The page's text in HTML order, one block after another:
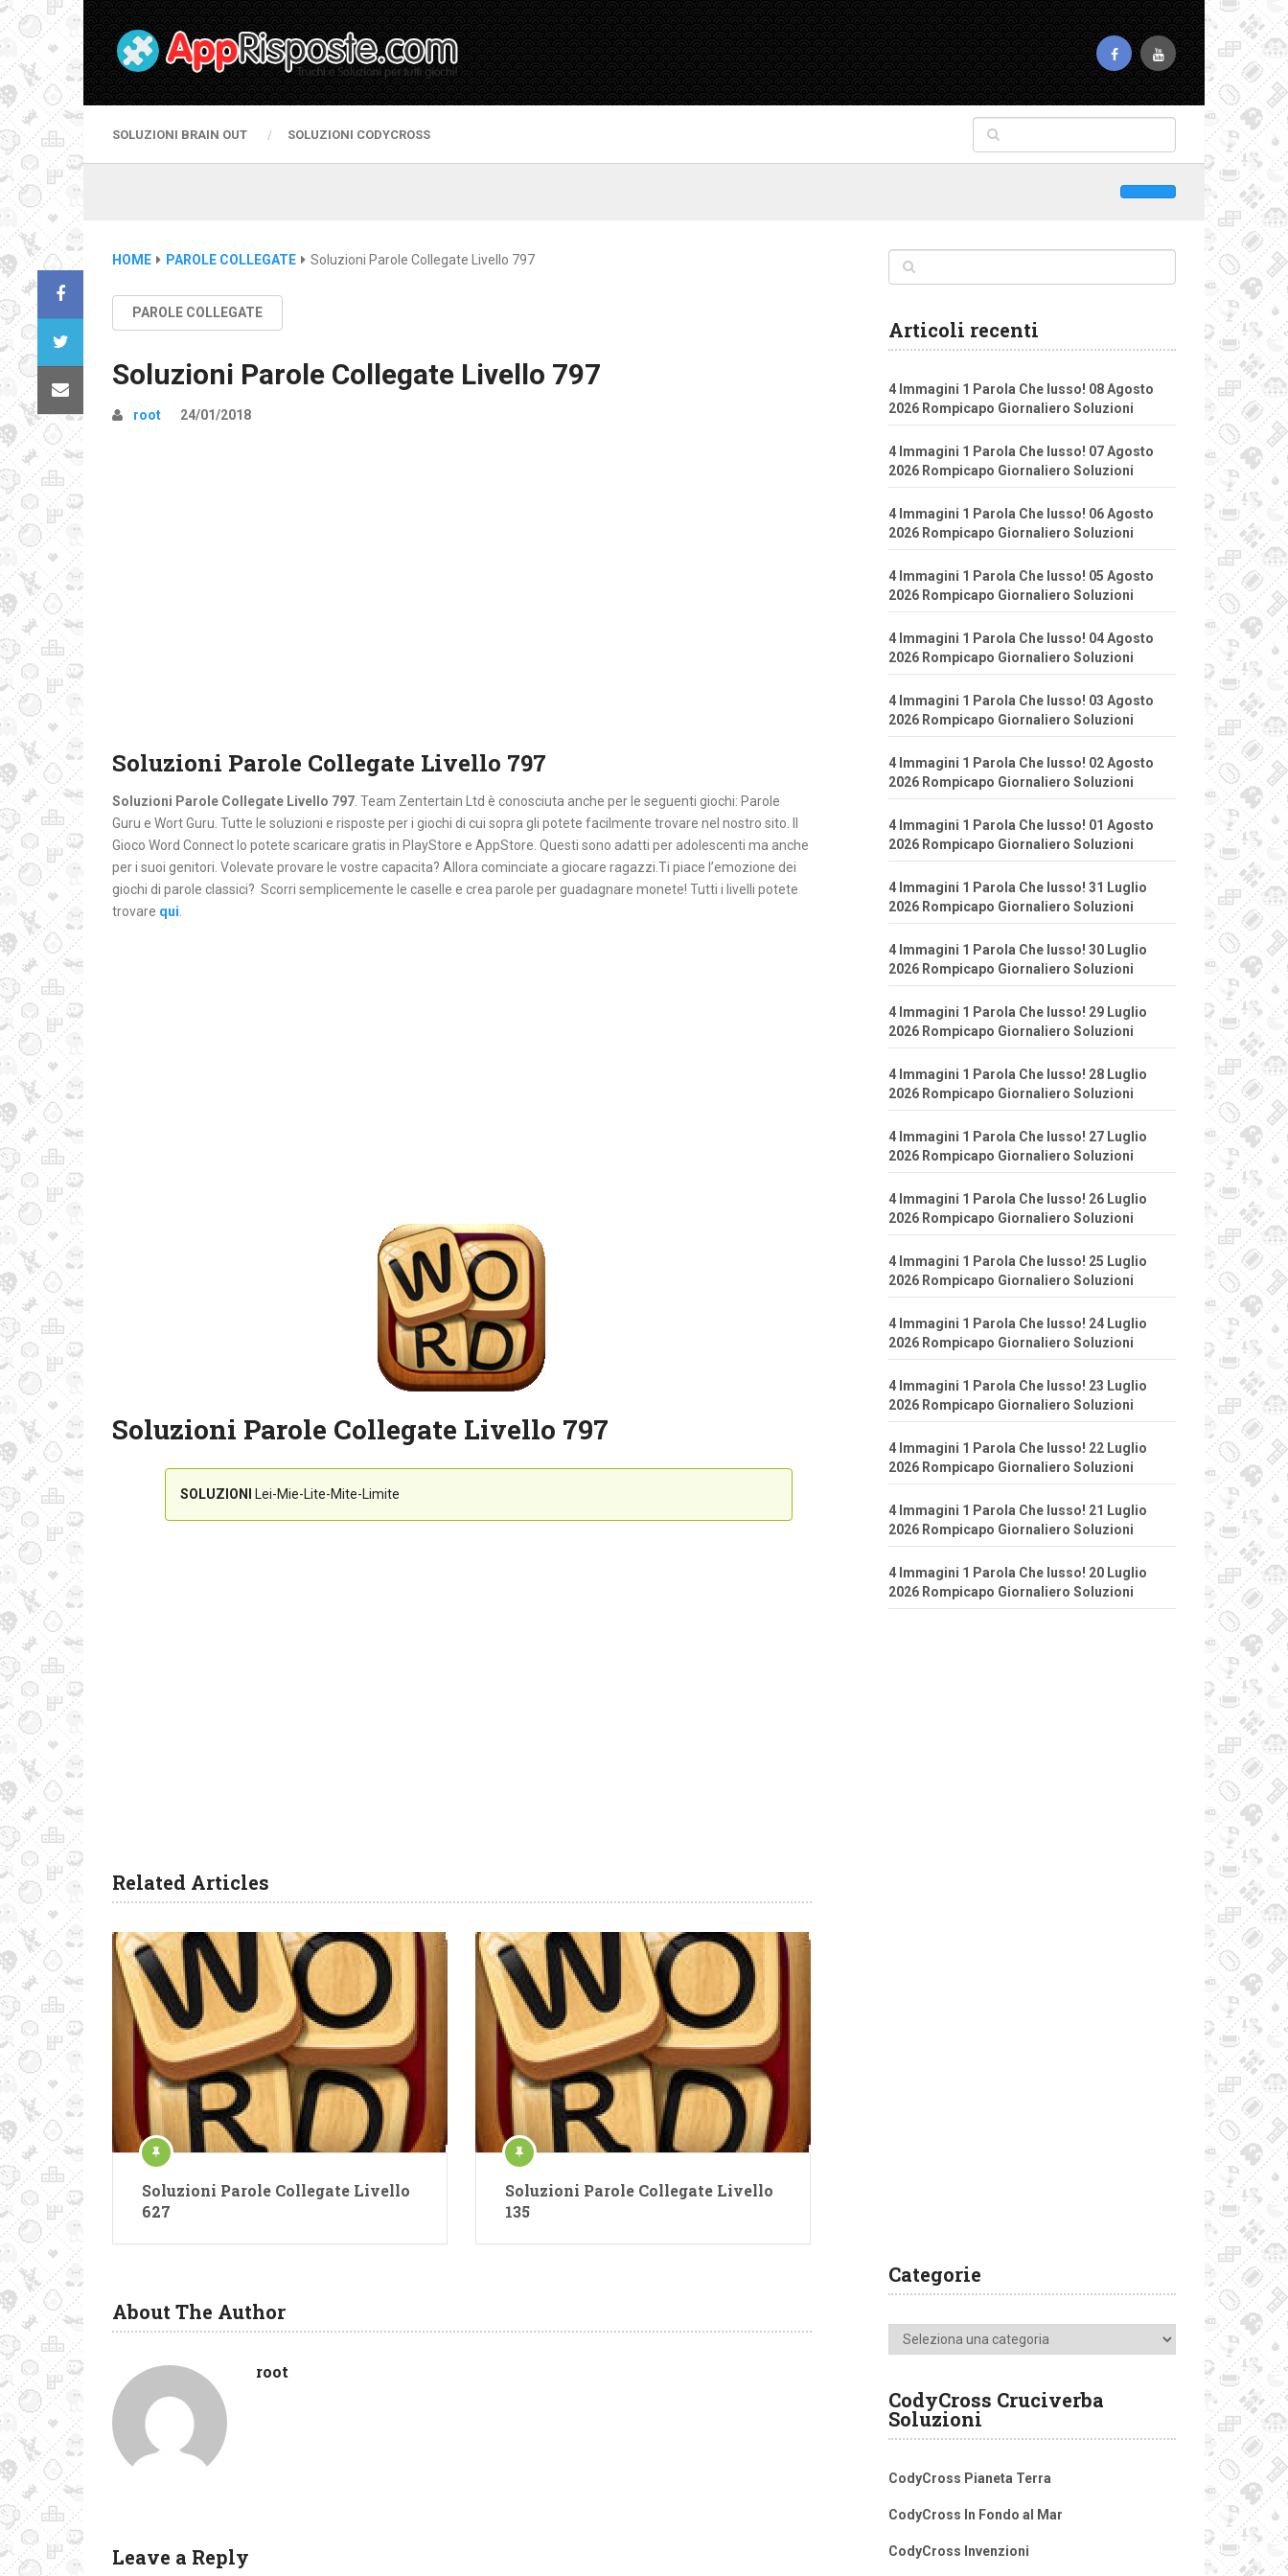
SOLUZIONI BRAIN OUT SOLUZIONI CODYCROSS
HOME PAROLE COLLEGATE Soluzioni Parole Collegate Livello 797
PAROLE COLLEGATE
Soluzioni Parole Collegate Livello 797
root 24/01/2018
Soluzioni Parole Collegate Livello 797
Soluzioni Parole Collegate Livello 797 . Team Zentertain Ltd è conosciuta anche per le seguenti giochi: Parole
Guru e Wort Guru. Tutte le soluzioni e risposte per i giochi di cui sopra gli potete facilmente trovare nel nostro sito. Il
Gioco Word Connect lo potete scaricare gratis in PlayStore e AppStore. Questi sono adatti per adolescenti ma anche
per i suoi genitori. Volevate provare le vostre capacita? Allora cominciate a giocare ragazzi.Ti piace l’emozione dei
giochi di parole classici? Scorri semplicemente le caselle e crea parole per guadagnare monete! Tutti i livelli potete
trovare qui
Soluzioni Parole Collegate Livello 797
SOLUZIONI Lei-Mie-Lite-Mite-Limite
Related Articles
Soluzioni Parole Collegate Livello
627
Soluzioni Parole Collegate Livello
135
About The Author
root
Leave a Reply
Articoli recenti
4 Immagini 1 Parola Che lusso! 08 Agosto
2026 Rompicapo Giornaliero Soluzioni
4 Immagini 1 Parola Che lusso! 07 Agosto
2026 Rompicapo Giornaliero Soluzioni
4 Immagini 1 Parola Che lusso! 06 Agosto
2026 Rompicapo Giornaliero Soluzioni
4 Immagini 1 Parola Che lusso! 05 Agosto
2026 Rompicapo Giornaliero Soluzioni
4 Immagini 1 Parola Che lusso! 04 Agosto
2026 Rompicapo Giornaliero Soluzioni
4 Immagini 1 Parola Che lusso! 03 Agosto
2026 Rompicapo Giornaliero Soluzioni
4 Immagini 1 Parola Che lusso! 02 Agosto
2026 Rompicapo Giornaliero Soluzioni
4 Immagini 1 Parola Che lusso! 01 Agosto
2026 Rompicapo Giornaliero Soluzioni
4 Immagini 1 Parola Che lusso! 31 Luglio
2026 Rompicapo Giornaliero Soluzioni
4 Immagini 1 Parola Che lusso! 30 Luglio
2026 Rompicapo Giornaliero Soluzioni
4 Immagini 1 Parola Che lusso! 29 Luglio
2026 Rompicapo Giornaliero Soluzioni
4 Immagini 1 Parola Che lusso! 28 Luglio
2026 Rompicapo Giornaliero Soluzioni
4 Immagini 1 Parola Che lusso! 27 Luglio
2026 Rompicapo Giornaliero Soluzioni
4 Immagini 1 Parola Che lusso! 26 Luglio
2026 Rompicapo Giornaliero Soluzioni
4 Immagini 1 Parola Che lusso! 25 Luglio
2026 Rompicapo Giornaliero Soluzioni
4 Immagini 1 Parola Che lusso! 24 Luglio
2026 Rompicapo Giornaliero Soluzioni
4 Immagini 1 Parola Che lusso! 23 Luglio
2026 Rompicapo Giornaliero Soluzioni
4 Immagini 1 Parola Che lusso! 22 Luglio
2026 Rompicapo Giornaliero Soluzioni
4 Immagini 1 Parola Che lusso! 21 Luglio
2026 Rompicapo Giornaliero Soluzioni
4 Immagini 1 Parola Che lusso! 20 Luglio
2026 Rompicapo Giornaliero Soluzioni
Categorie
Categorie
CodyCross Cruciverba
Soluzioni
CodyCross Pianeta Terra
CodyCross In Fondo al Mar
CodyCross Invenzioni